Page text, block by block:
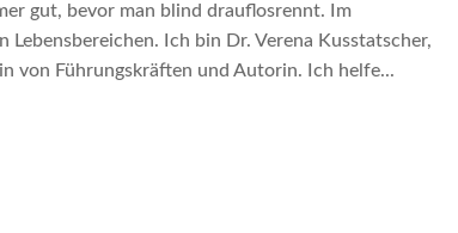
gut, bevor man blind drauflosrennt. Im
Ich bin Dr. Verena Kusstatscher,
von Führungskräften und Autorin. Ich helfe...